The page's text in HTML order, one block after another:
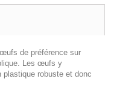
de préférence sur
Les œufs y
plastique robuste et donc